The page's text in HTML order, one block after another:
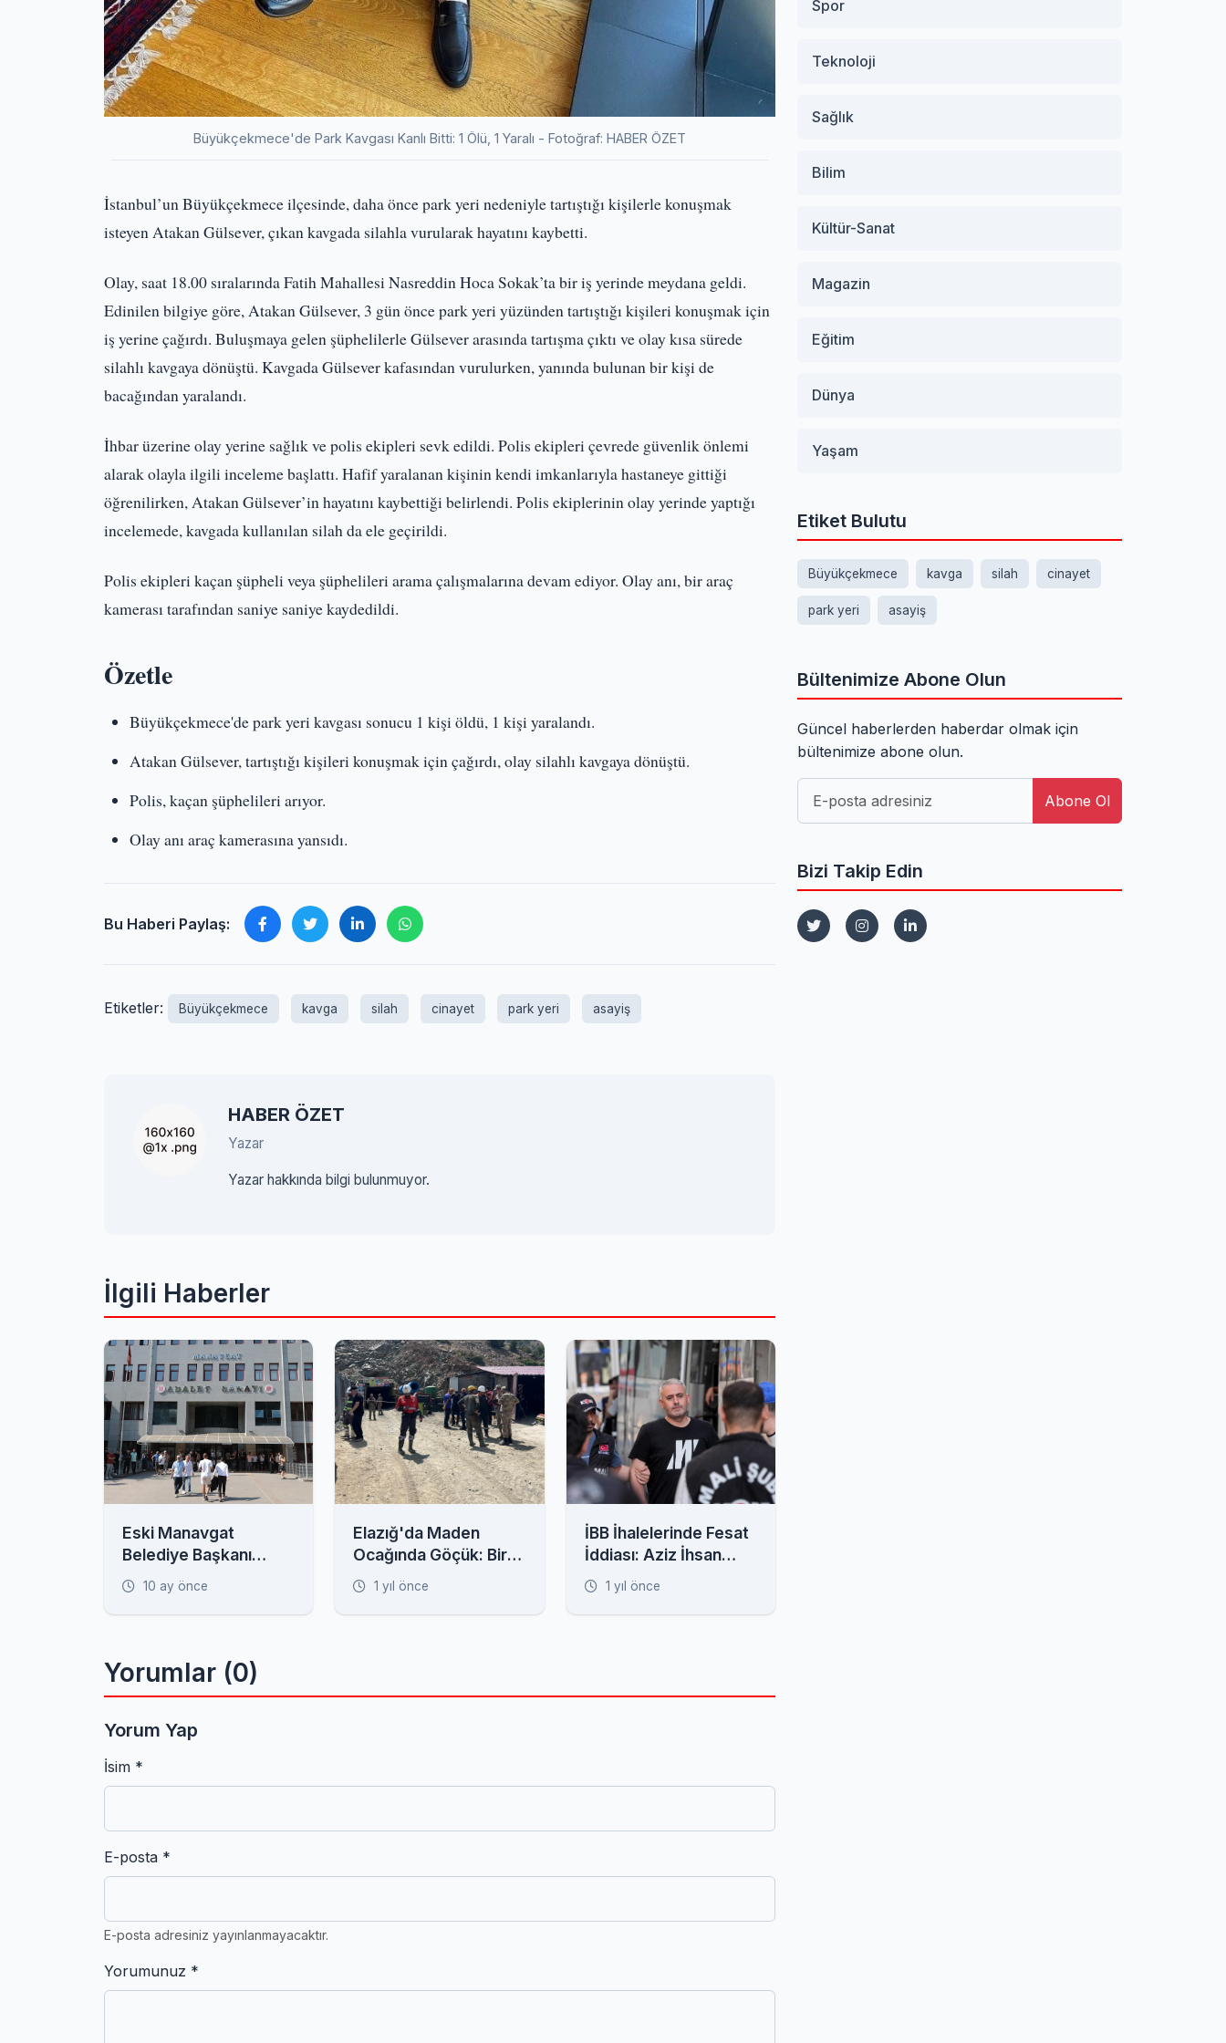
Büyükçekmece'de Park Kavgası Kanlı Bitti: 1 Ölü, 1 Yaralı - Fotoğraf: HABER ÖZET
İstanbul’un Büyükçekmece ilçesinde, daha önce park yeri nedeniyle tartıştığı kişilerle konuşmak
isteyen Atakan Gülsever, çıkan kavgada silahla vurularak hayatını kaybetti.
Olay, saat 18.00 sıralarında Fatih Mahallesi Nasreddin Hoca Sokak’ta bir iş yerinde meydana geldi.
Edinilen bilgiye göre, Atakan Gülsever, 3 gün önce park yeri yüzünden tartıştığı kişileri konuşmak için
iş yerine çağırdı. Buluşmaya gelen şüphelilerle Gülsever arasında tartışma çıktı ve olay kısa sürede
silahlı kavgaya dönüştü. Kavgada Gülsever kafasından vurulurken, yanında bulunan bir kişi de
bacağından yaralandı.
İhbar üzerine olay yerine sağlık ve polis ekipleri sevk edildi. Polis ekipleri çevrede güvenlik önlemi
alarak olayla ilgili inceleme başlattı. Hafif yaralanan kişinin kendi imkanlarıyla hastaneye gittiği
öğrenilirken, Atakan Gülsever’in hayatını kaybettiği belirlendi. Polis ekiplerinin olay yerinde yaptığı
incelemede, kavgada kullanılan silah da ele geçirildi.
Polis ekipleri kaçan şüpheli veya şüphelileri arama çalışmalarına devam ediyor. Olay anı, bir araç
kamerası tarafından saniye saniye kaydedildi.
Özetle
Büyükçekmece'de park yeri kavgası sonucu 1 kişi öldü, 1 kişi yaralandı.
Atakan Gülsever, tartıştığı kişileri konuşmak için çağırdı, olay silahlı kavgaya dönüştü.
Polis, kaçan şüphelileri arıyor.
Olay anı araç kamerasına yansıdı.
Bu Haberi Paylaş:
Etiketler: Büyükçekmece kavga silah cinayet park yeri asayiş
HABER ÖZET
Yazar
Yazar hakkında bilgi bulunmuyor.
İlgili Haberler
Eski Manavgat
Belediye Başkanı
Sözen Rüşvet
Soruşturması
Kapsamında Adliyeye
10 ay önce
Elazığ'da Maden
Ocağında Göçük: Bir
İşçi Mahsur Kaldı
1 yıl önce
İBB İhalelerinde Fesat
İddiası: Aziz İhsan
Aktaş Örgütü Zanlıları
Adliyede
1 yıl önce
Yorumlar (0)
Yorum Yap
İsim *
E-posta *
E-posta adresiniz yayınlanmayacaktır.
Yorumunuz *
Spor
Teknoloji
Sağlık
Bilim
Kültür-Sanat
Magazin
Eğitim
Dünya
Yaşam
Etiket Bulutu
Büyükçekmece kavga silah cinayet
park yeri asayiş
Bültenimize Abone Olun
Güncel haberlerden haberdar olmak için
bültenimize abone olun.
Abone Ol
Bizi Takip Edin